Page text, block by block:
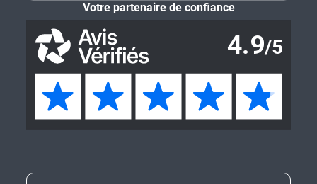
Votre partenaire de confiance